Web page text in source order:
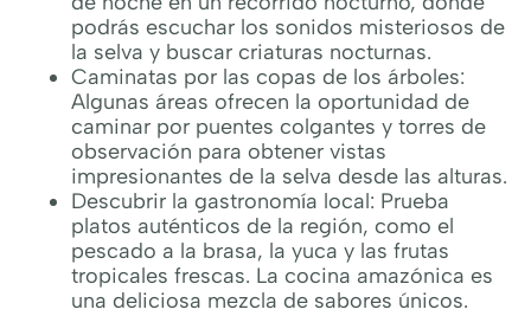
podrás escuchar los sonidos misteriosos de
la selva y buscar criaturas nocturnas.
Caminatas por las copas de los árboles:
Algunas áreas ofrecen la oportunidad de
caminar por puentes colgantes y torres de
observación para obtener vistas
impresionantes de la selva desde las alturas.
Descubrir la gastronomía local: Prueba
platos auténticos de la región, como el
pescado a la brasa, la yuca y las frutas
tropicales frescas. La cocina amazónica es
una deliciosa mezcla de sabores únicos.